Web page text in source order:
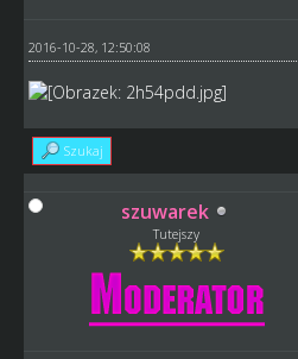
2016-10-28, 12:50:08
Szukaj
szuwarek
Tutejszy